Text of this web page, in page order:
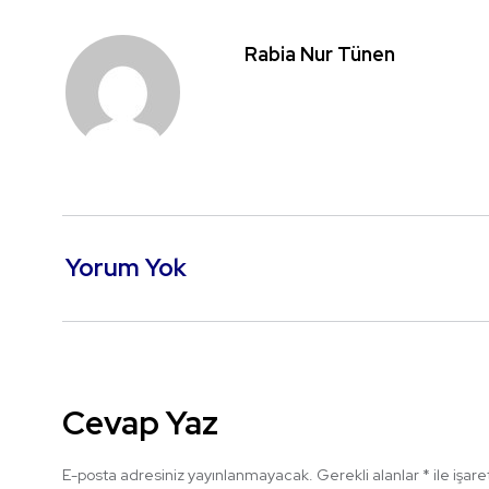
Rabia Nur Tünen
Yorum Yok
Cevap Yaz
E-posta adresiniz yayınlanmayacak. Gerekli alanlar * ile